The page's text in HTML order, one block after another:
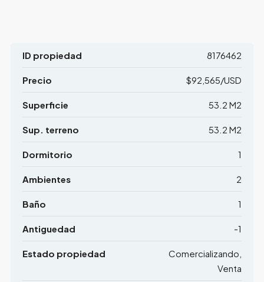
ID propiedad 8176462
Precio $92,565/USD
Superficie 53.2 M2
Sup. terreno 53.2 M2
Dormitorio 1
Ambientes 2
Baño 1
Antiguedad -1
Estado propiedad
Comercializando,
Venta